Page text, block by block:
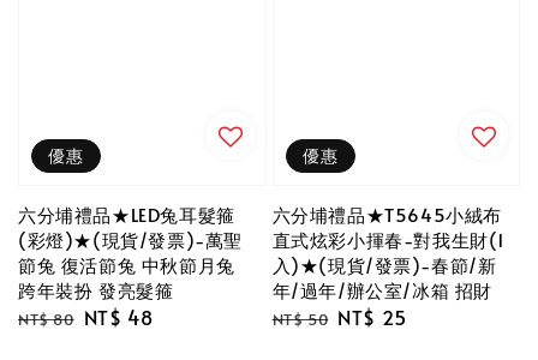
優惠
六分埔禮品★LED兔耳髮箍
(彩燈)★(現貨/發票)-萬聖
節兔 復活節兔 中秋節月兔
跨年裝扮 發亮髮箍
Regular
NT$ 80 Sale
NT$ 48
優惠
六分埔禮品★T5645小絨布
直式炫彩小揮春-對我生財(1
入)★(現貨/發票)-春節/新
年/過年/辦公室/冰箱 招財
Regular
NT$ 50 Sale
NT$ 25